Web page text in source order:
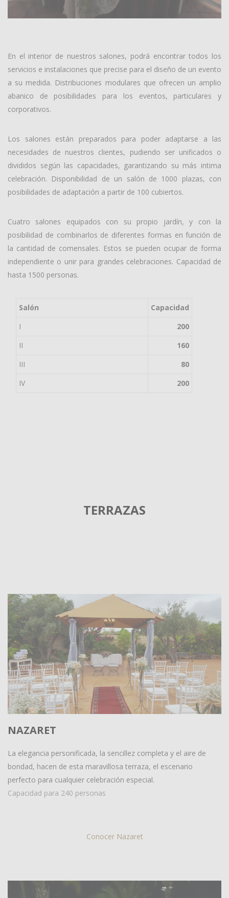
En el interior de nuestros salones, podrá encontrar todos los
servicios e instalaciones que precise para el diseño de un evento
a su medida. Distribuciones modulares que ofrecen un amplio
abanico de posibilidades para los eventos, particulares y
corporativos.
Los salones están preparados para poder adaptarse a las
necesidades de nuestros clientes, pudiendo ser unificados o
divididos según las capacidades, garantizando su más intima
celebración. Disponibilidad de un salón de 1000 plazas, con
posibilidades de adaptación a partir de 100 cubiertos.
Cuatro salones equipados con su propio jardín, y con la
posibilidad de combinarlos de diferentes formas en función de
la cantidad de comensales. Estos se pueden ocupar de forma
independiente o unir para grandes celebraciones. Capacidad de
hasta 1500 personas.
Salón
Capacidad
I
200
II
160
III
80
IV
200
TERRAZAS
NAZARET
La elegancia personificada, la sencillez completa y el aire de
bondad, hacen de esta maravillosa terraza, el escenario
perfecto para cualquier celebración especial.
Capacidad para 240 personas
Conocer Nazaret